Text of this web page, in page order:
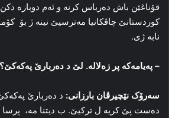
قۆناغێن باش ده‌رباس کرنه‌ و ئه‌م دوباره‌ دکن
کوردستانێ چاڤکانیا مه‌ترسیێ نینه‌ ژ بۆ
نابه‌ ژی.
– په‌یامه‌که‌ پر زه‌لاله‌. لێ د ده‌ربارێ پەکەکێ؟
سه‌رۆک نێچیرڤان بارزانی: د ده‌ربارێ
ده‌ست پێ کریه‌ ل ترکیێ. ب دیتنا مه‌، پرسا